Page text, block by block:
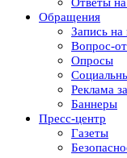
Ответы
Обращения
Запись на
Вопрос-
Опросы
Реклама
Баннеры
Пресс-центр
Газеты